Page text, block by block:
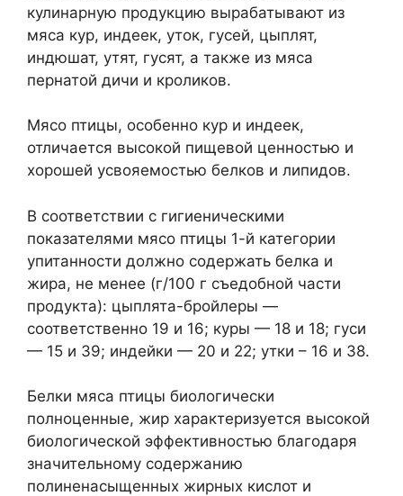
кулинарную продукцию вырабатывают из
мяса кур, индеек, уток, гусей, цыплят,
индюшат, утят, гусят, а также из мяса
пернатой дичи и кроликов.
Мясо птицы, особенно кур и индеек,
отличается высокой пищевой ценностью и
хорошей усвояемостью белков и липидов.
В соответствии с гигиеническими
показателями мясо птицы 1-й категории
упитанности должно содержать белка и
жира, не менее (г/100 г съедобной части
продукта): цыплята-бройлеры —
соответственно 19 и 16; куры — 18 и 18; гуси
— 15 и 39; индейки — 20 и 22; утки – 16 и 38.
Белки мяса птицы биологически
полноценные, жир характеризуется высокой
биологической эффективностью благодаря
значительному содержанию
полиненасыщенных жирных кислот и